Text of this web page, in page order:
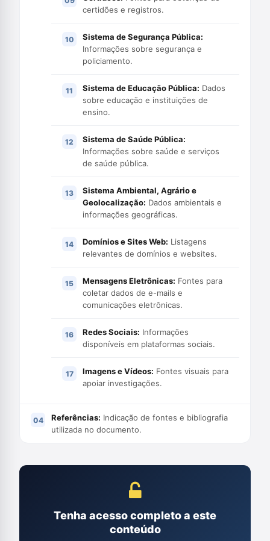
certidões e registros.
Sistema de Segurança Pública:
Informações sobre segurança e
policiamento.
Sistema de Educação Pública: Dados
sobre educação e instituições de
ensino.
Sistema de Saúde Pública:
Informações sobre saúde e serviços
de saúde pública.
Sistema Ambiental, Agrário e
Geolocalização: Dados ambientais e
informações geográficas.
Domínios e Sites Web: Listagens
relevantes de domínios e websites.
Mensagens Eletrônicas: Fontes para
coletar dados de e-mails e
comunicações eletrônicas.
Redes Sociais: Informações
disponíveis em plataformas sociais.
Imagens e Vídeos: Fontes visuais para
apoiar investigações.
Referências: Indicação de fontes e bibliografia
utilizada no documento.
Tenha acesso completo a este
conteúdo